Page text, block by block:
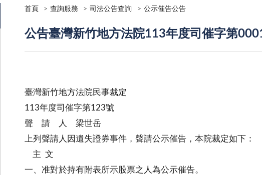
首頁 查詢服務 司法公告查詢 公示催告公告
公告臺灣新竹地方法院113年度司催字第
臺灣新竹地方法院民事裁定
113年度司催字第123號
聲 請 人 梁世岳
上列聲請人因遺失證券事件，聲請公示催告，本院裁定如下：
主 文
一、准對於持有附表所示股票之人為公示催告。